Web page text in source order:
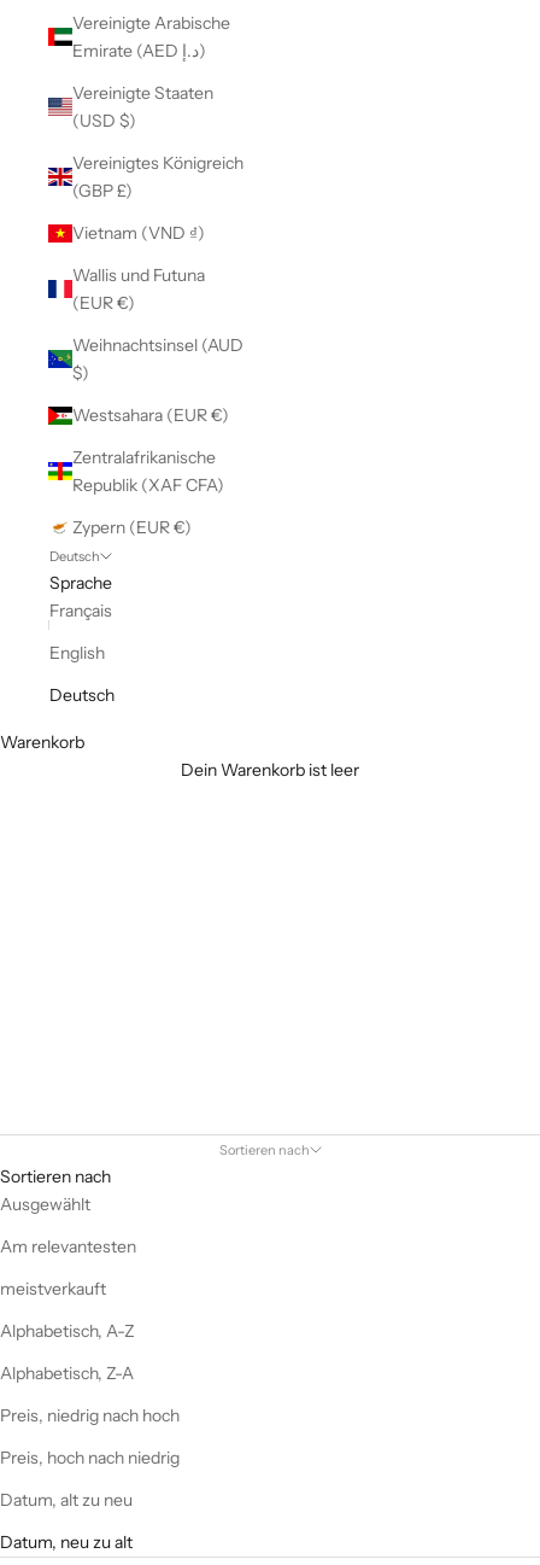
Vereinigte Arabische
Emirate (AED د.إ)
Vereinigte Staaten
(USD $)
Vereinigtes Königreich
(GBP £)
Vietnam (VND ₫)
Wallis und Futuna
(EUR €)
Weihnachtsinsel (AUD
$)
Westsahara (EUR €)
Zentralafrikanische
Republik (XAF CFA)
Zypern (EUR €)
Deutsch
Sprache
Français
English
Deutsch
Warenkorb
Dein Warenkorb ist leer
Burkinis
Sortieren nach
Sortieren nach
Ausgewählt
Am relevantesten
meistverkauft
Alphabetisch, A-Z
Alphabetisch, Z-A
Preis, niedrig nach hoch
Preis, hoch nach niedrig
Datum, alt zu neu
Datum, neu zu alt